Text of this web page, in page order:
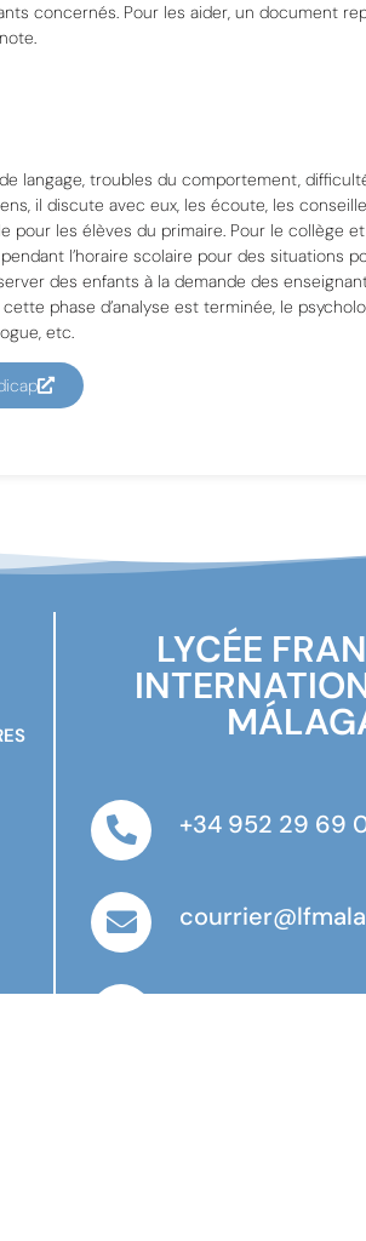
concernés. Pour les aider, un document
langage, troubles du comportement,
il discute avec eux, les écoute, les
pour les élèves du primaire. Pour le collège
l’horaire scolaire pour des situations
des enfants à la demande des
phase d’analyse est terminée, le
etc.
LYCÉE
+34 952 29 69